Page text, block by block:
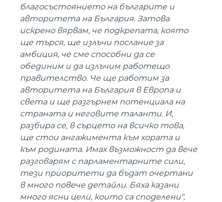
благосъстоянието на българите и
авторитета на България. Затова
искрено вярвам, че подкрепата, която
ще търся, ще излъчи послание за
амбиция, че сме способни да се
обединим и да излъчим работещо
правителство. Че ще работим за
авторитета на България в Европа и
света и ще разгърнем потенциала на
страната и неговите таланти. И,
разбира се, в сърцето на всичко това,
ще стои ангажимента към хората и
към родината. Имах възможност да вече
разговарям с парламентарните сили,
тези приоритети да бъдат очертани
в много повече детайли. Бяха казани
много ясни цели, които са споделени",